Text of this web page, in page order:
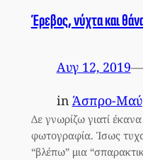
Έρεβος, νύχτα και
Αυγ 12, 2019—
in Άσπρο-
Δε γνωρίζω γιατί
φωτογραφία. Ίσως
“βλέπω” μια